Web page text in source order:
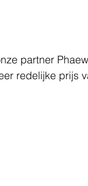
partner
redelijke prijs